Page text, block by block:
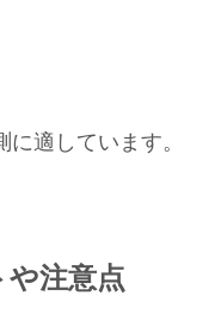
適しています。
注意点